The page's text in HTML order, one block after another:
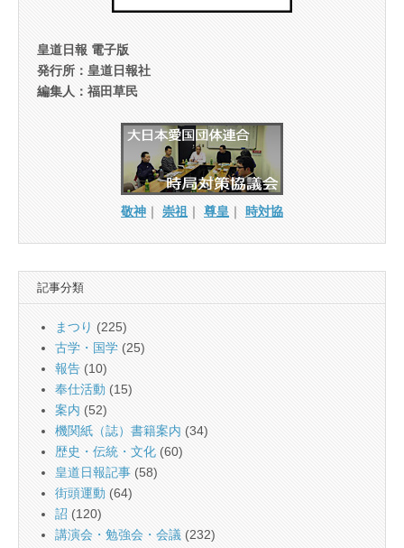
皇道日報 電子版
発行所：皇道日報社
編集人：福田草民
敬神 ｜ 崇祖 ｜ 尊皇 ｜ 時対協
記事分類
まつり (225)
古学・国学 (25)
報告 (10)
奉仕活動 (15)
案内 (52)
機関紙（誌）書籍案内 (34)
歴史・伝統・文化 (60)
皇道日報記事 (58)
街頭運動 (64)
詔 (120)
講演会・勉強会・会議 (232)